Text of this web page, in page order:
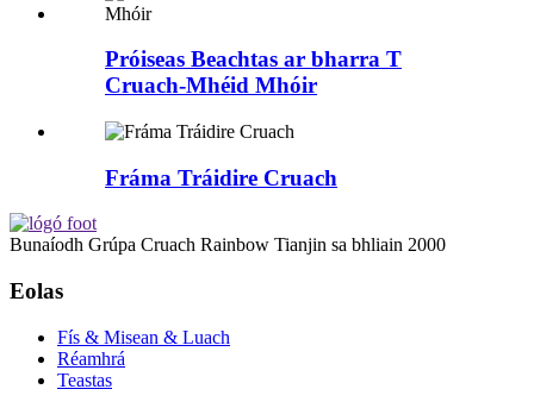
Próiseas Beachtas ar bharra T
Cruach-Mhéid Mhóir
Fráma Tráidire Cruach
Bunaíodh Grúpa Cruach Rainbow Tianjin sa bhliain 2000
Eolas
Fís & Misean & Luach
Réamhrá
Teastas